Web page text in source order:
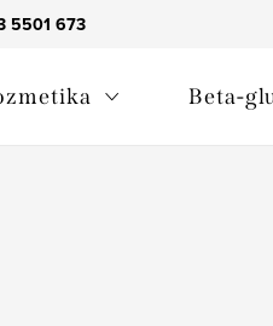
5501 673s odpadom
Beta-